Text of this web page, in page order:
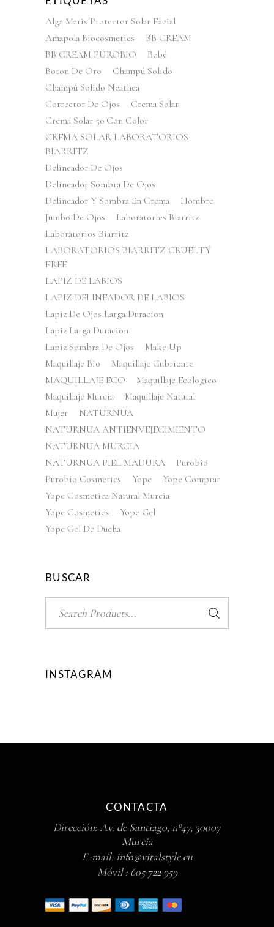
Alga Maris Protector Solar Facial
Amapola Biocosmetics
BB CREAM
BB CREAM PUROBIO
Bebé
Boton De Oro
Champú Solido
Champú Solido Neathea
Corrector De Ojos
Crema Solar
Crema Solar 50 Con Color
CREMA SOLAR LABORATORIOS
BIARRITZ
Delineador De Ojos
Delineador Sombra De Ojos
Delineador Y Sombra En Crema
Hombre
Jumbo De Ojos
Laboratories Biarritz
Laboratorios Biarritz
LABORATORIOS BIARRITZ CRUELTY
FREE
LAPIZ DE LABIOS
LAPIZ DELINEADOR DE LABIOS
Lapiz De Ojos Larga Duracion
Lapiz Larga Duracion
Lapiz Sombra De Ojos
Make Up
Maquillaje Bio
Maquillaje Cubriente
MAQUILLAJE ECO
Maquillaje Ecologico
Maquillaje Murcia
Maquillaje Natural
Mujer
NATURNUA
NATURNUA ANTIENVEJECIMIENTO
NATURNUA MURCIA
NATURNUA PIEL MADURA
Purobio
Purobio Cosmetics
Yope
Yope Comprar
Yope Cosmetica Natural Murcia
Yope Cosmetics
Yope Gel
Yope Gel De Ducha
BUSCAR
INSTAGRAM
CONTACTA
Dirección:Av. de Santiago, nº47, 30007
Murcia
E-mail: info@vitalstyle.eu
Móvil : 605 722 959